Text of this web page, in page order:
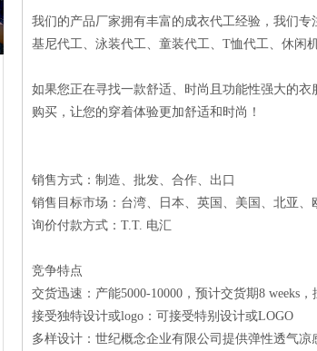
我们的产品厂家拥有丰富的成衣代工经验，我们
基尼代工、泳装代工、童装代工、T恤代工、休闲
如果您正在寻找一款舒适、时尚且功能性强大的
购买，让您的穿着体验更加舒适和时尚！
销售方式：制造、批发、合作、出口
销售目标市场：台湾、日本、英国、美国、北亚、
询价付款方式：T.T. 电汇
竞争特点
交货迅速：产能5000-10000，预计交货期8 weeks
接受独特设计或logo：可接受特别设计或LOGO
多样设计：世纪概念企业有限公司提供弹性透气